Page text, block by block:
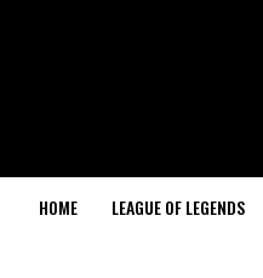
HOME LEAGUE OF LEGENDS